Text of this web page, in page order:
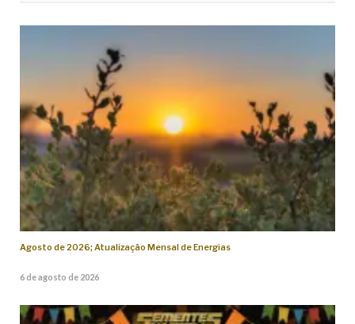
Agosto de 2026; Atualização Mensal de Energias
6 de agosto de 2026